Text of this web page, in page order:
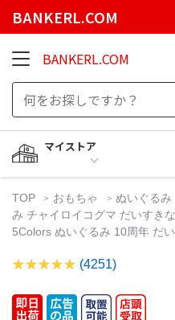
BANKERL.COM
BANKERL.COM
マイストア
TOP おもちゃ ぬいぐるみ
み チャイロイコグマ だいすき
5Colors ぬいぐるみ 10周年 だ
(4251)